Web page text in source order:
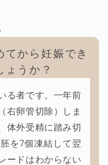
から妊娠でき
ょうか？
る者です。一年前
右卵管切除）しま
体外受精に踏み切
を7個凍結して翌
ードはわからない